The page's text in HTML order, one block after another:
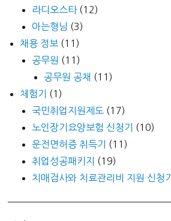
라디오스타(12)
아는형님 (3)
채용 정보 (11)
공무원 (11)
공무원 공채 (11)
체험기
(1)
국민취업지원제도 (17)
노인장기요양보험 신청기
(10)
운전면허증 취득기
(11)
취업성공패키지
(19)
치매검사와 치료관리비 지원 신청기